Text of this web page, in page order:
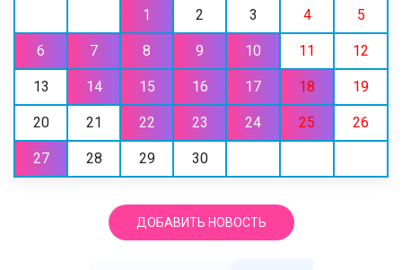
1 2 3 4 5
6 7 8 9 10 11 12
13 14 15 16 17 18 19
20 21 22 23 24 25 26
27 28 29 30
ДОБАВИТЬ НОВОСТЬ